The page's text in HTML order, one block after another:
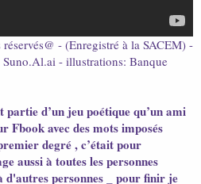
- (Enregistré à la SACEM) -
- illustrations: Banque
d’un jeu poétique qu’un ami
Fbook avec des mots imposés
degré , c’était pour
aussi à toutes les personnes
d'autres personnes _ pour finir je